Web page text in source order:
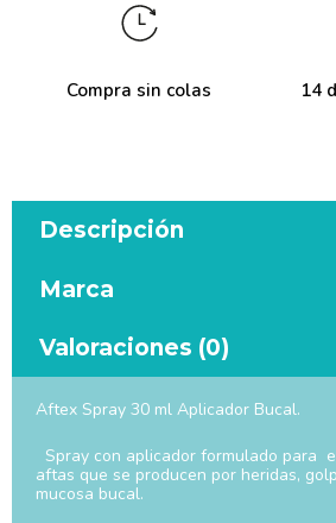
Compra sin colas 14
Descripción
Marca
Valoraciones (0)
Aftex Spray 30 ml Aplicador Bucal.
Spray con aplicador formulado para
aftas que se producen por heridas,
mucosa bucal.